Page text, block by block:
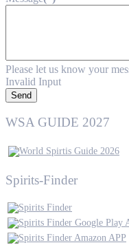
Please let us know your
Invalid Input
Send
WSA GUIDE 2027
Spirits-Finder